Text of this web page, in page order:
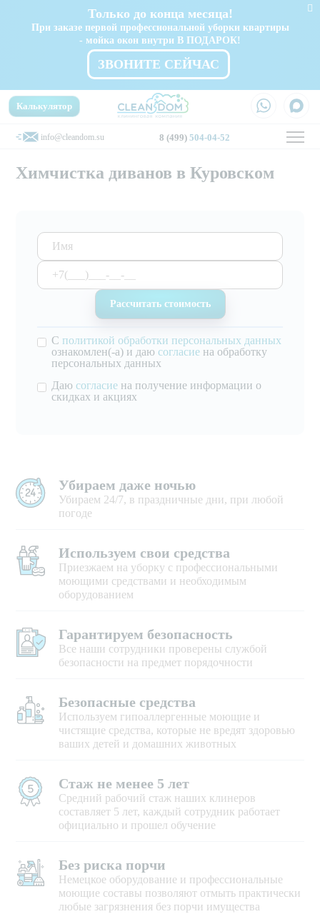
Только до конца месяца!
При заказе первой профессиональной уборки квартиры
- мойка окон внутри В ПОДАРОК!
ЗВОНИТЕ СЕЙЧАС
info@cleandom.su 8 (499) 504-04-52
Калькулятор
Химчистка диванов в Куровском
С политикой обработки персональных данных
ознакомлен(-а) и даю согласие на обработку
персональных данных
Даю согласие на получение информации о
скидках и акциях
Убираем даже ночью
Убираем 24/7, в праздничные дни, при любой
погоде
Используем свои средства
Приезжаем на уборку с профессиональными
моющими средствами и необходимым
оборудованием
Гарантируем безопасность
Все наши сотрудники проверены службой
безопасности на предмет порядочности
Безопасные средства
Используем гипоаллергенные моющие и
чистящие средства, которые не вредят здоровью
ваших детей и домашних животных
Стаж не менее 5 лет
Средний рабочий стаж наших клинеров
составляет 5 лет, каждый сотрудник работает
официально и прошел обучение
Без риска порчи
Немецкое оборудование и профессиональные
моющие составы позволяют отмыть практически
любые загрязнения без порчи имущества